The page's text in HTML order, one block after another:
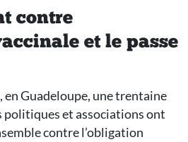
contre
et le passe
en Guadeloupe, une trentaine
politiques et associations ont
contre l’obligation